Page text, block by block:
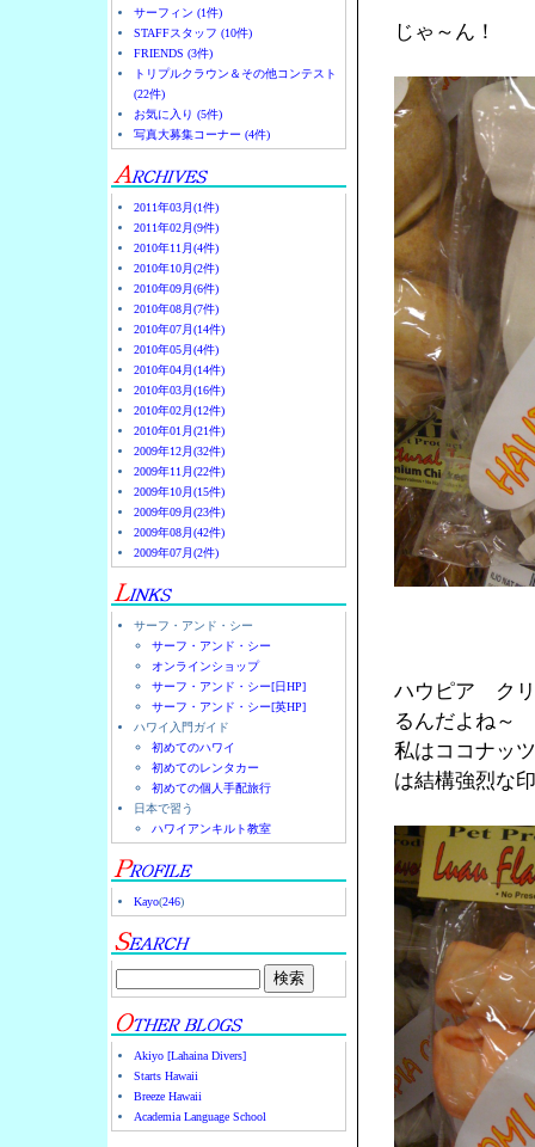
サーフィン (1件)
STAFFスタッフ (10件)
FRIENDS (3件)
トリプルクラウン＆その他コンテスト
(22件)
お気に入り (5件)
写真大募集コーナー (4件)
2011年03月(1件)
2011年02月(9件)
2010年11月(4件)
2010年10月(2件)
2010年09月(6件)
2010年08月(7件)
2010年07月(14件)
2010年05月(4件)
2010年04月(14件)
2010年03月(16件)
2010年02月(12件)
2010年01月(21件)
2009年12月(32件)
2009年11月(22件)
2009年10月(15件)
2009年09月(23件)
2009年08月(42件)
2009年07月(2件)
サーフ・アンド・シー
サーフ・アンド・シー
オンラインショップ
サーフ・アンド・シー[日HP]
サーフ・アンド・シー[英HP]
ハワイ入門ガイド
初めてのハワイ
初めてのレンタカー
初めての個人手配旅行
日本で習う
ハワイアンキルト教室
Kayo(246)
Akiyo [Lahaina Divers]
Starts Hawaii
Breeze Hawaii
Academia Language School
じゃ～ん！
ハウピア クリ
るんだよね～
私はココナッ
は結構強烈な